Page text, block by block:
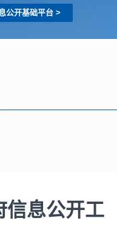
公开基础平台 >
信息公开工